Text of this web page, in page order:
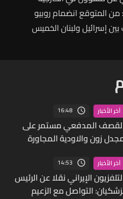
الأميركية: من المتوقع انضمام روبيو
بين إسرائيل ولبنان الخميس
آخر الأخبار 16:48
المدفعي مستمر على
زون والاودية المجاورة
آخر الأخبار 14:53
الإيراني نقلا عن الرئيس
التواصل مع الزعيم